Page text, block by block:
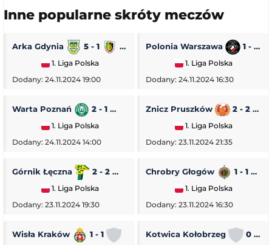
Inne popularne skróty meczów
Arka Gdynia 5 - 1
1. Liga Polska
Dodany: 24.11.2024 19:00
Polonia Warszawa 1 - 0
1. Liga Polska
Dodany: 24.11.2024 16:30
Warta Poznań 2 - 1 Pogoń Siedlce
1. Liga Polska
Dodany: 24.11.2024 14:00
Znicz Pruszków 2 - 2
1. Liga Polska
Dodany: 23.11.2024 21:35
Górnik Łęczna 2 - 2 GKS Tychy
1. Liga Polska
Dodany: 23.11.2024 19:30
Chrobry Głogów 1 - 1
1. Liga Polska
Dodany: 23.11.2024 16:30
Wisła Kraków 1 - 1 Stal Rzeszów
Kotwica Kołobrzeg 0 - 5